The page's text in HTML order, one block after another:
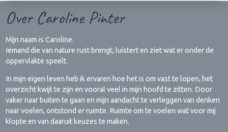
Over Caroline Pinter
Mijn naam is Caroline.
Iemand die van nature rust brengt, luistert en ziet wat er onder de
oppervlakte speelt.
In mijn eigen leven heb ik ervaren hoe het is om vast te lopen, het
overzicht kwijt te zijn en vooral veel in mijn hoofd te zitten. Door
vaker naar buiten te gaan en mijn aandacht te verleggen van denken
naar voelen, ontstond er ruimte. Ruimte om te voelen wat voor mij
klopte en van daaruit keuzes te maken.